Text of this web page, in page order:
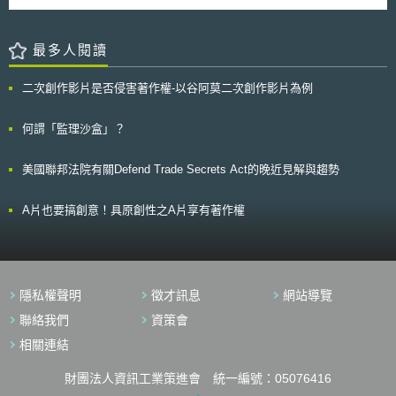
在以下領域：駕駛人和車輛之間的相互作用；交通管理和規劃；聯網與資料
管理；社會層面。
就中國大陸針對影視、出版、演出等行業的管制規範，予以整理，以供後續
（一）主體經營資格 1.外商僅能透過合作攝製（無法獨資）進行電影拍攝
(1) 電影未開放獨資（境外組織）拍攝，僅能與中國大陸方合作拍攝（電影
（中外合作攝製電影片管理規定第5條）。聯合攝製聘用的境外主創人員需
二（中外合作攝製電影片管理規定第13條）。而協作攝製、委託攝製的影片
式進行，並由中方廣電總局提出申請，成立後享有與其國有電影製片單位相
500萬元人民幣，且比例不得超過49%。（電影企業經營資格准入暫行規定
（合作、合資） (1) 臺灣業者在大陸投資電影放映業務視同外資。（外商投
資電影院暫行規定第10條） (2) 外資不得獨資成立電影院，僅限於合作、合
且中方投資比例不得低於51%，但針對試點城市中方比例不得低於25%。
關於電影的發行、放映業務僅限其國內企業可以經營，外資無法投資（電影
最多人閱讀
二次創作影片是否侵害著作權-以谷阿莫二次創作影片為例
何謂「監理沙盒」？
美國聯邦法院有關Defend Trade Secrets Act的晚近見解與趨勢
A片也要搞創意！具原創性之A片享有著作權
隱私權聲明 徵才訊息
網站導覽
聯絡我們
資策會
相關連結
財團法人資訊工業策進會 統一編號：05076416